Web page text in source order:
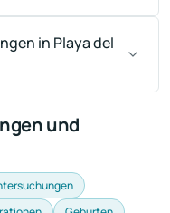
in Playa del
und